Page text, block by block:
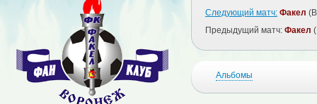
Следующий матч: Факел
Предыдущий матч: Факел
Альбомы